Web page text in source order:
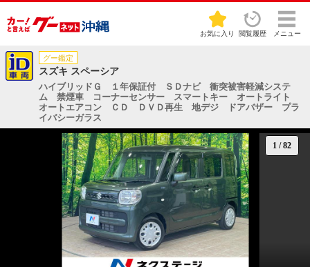
お気に入り 閲覧履歴 メニュー
グー鑑定
スズキ スペーシア
ハイブリッドＧ １年保証付 ＳＤナビ 衝突被害軽減システ
ム 禁煙車 コーナーセンサー スマートキー オートライト
オートエアコン ＣＤ ＤＶＤ再生 地デジ ドアバザー プラ
イバシーガラス
1 /82